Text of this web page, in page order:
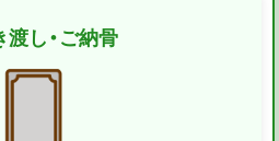
渡し・ご納骨